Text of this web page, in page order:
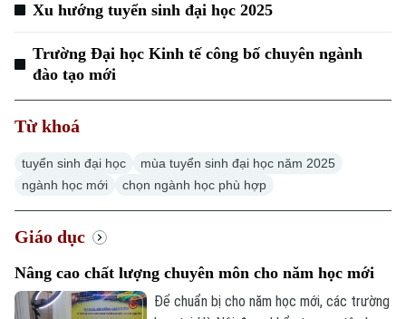
Chính trị
Xã hội
Nhịp sống Hà Nội
Người Hà Nội
Tin tức
Kinh tế
Xu hướng tuyển sinh đại học 2025
Trường Đại học Kinh tế công bố chuyên ngành
đào tạo mới
Từ khoá
tuyển sinh đại học
mùa tuyển sinh đại học năm 2025
ngành học mới
chọn ngành học phù hợp
Giáo dục
Nâng cao chất lượng chuyên môn cho năm học mới
Để chuẩn bị cho năm học mới, các trường